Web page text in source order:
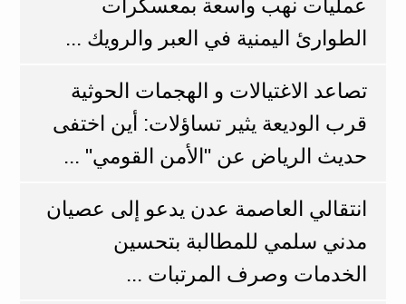
عمليات نهب واسعة بمعسكرات
الطوارئ اليمنية في العبر والرويك ...
تصاعد الاغتيالات و الهجمات الحوثية
قرب الوديعة يثير تساؤلات: أين اختفى
حديث الرياض عن "الأمن القومي" ...
انتقالي العاصمة عدن يدعو إلى عصيان
مدني سلمي للمطالبة بتحسين
الخدمات وصرف المرتبات ...